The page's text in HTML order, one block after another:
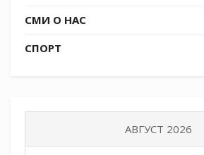
СМИ О НАС
СПОРТ
АВГУСТ 2026